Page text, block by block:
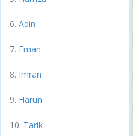
Adin
Eman
Imran
Harun
Tarik